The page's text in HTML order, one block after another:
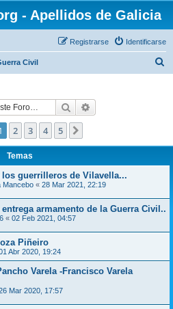
- Apellidos de Galicia
Identificarse
Registrarse
Civil
Buscar
2 3 4 5
Temas
los guerrilleros de Vilavella...
Mancebo « 28 Mar 2021, 22:19
armamento de la Guerra Civil..
« 02 Feb 2021, 04:57
Piñeiro
Abr 2020, 19:24
Varela -Francisco Varela
Mar 2020, 17:57